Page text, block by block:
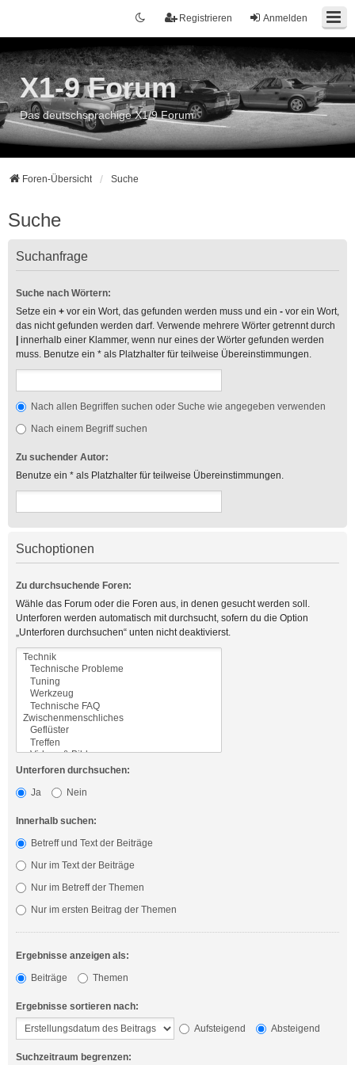
Anmelden
Registrieren
X1-9 Forum
Das deutschsprachige X1/9 Forum
Foren-Übersicht Suche
Suche
Suchanfrage
Suche nach Wörtern:
Setze ein + vor ein Wort, das gefunden werden muss und ein - vor ein Wort,
das nicht gefunden werden darf. Verwende mehrere Wörter getrennt durch
innerhalb einer Klammer, wenn nur eines der Wörter gefunden werden
muss. Benutze ein * als Platzhalter für teilweise Übereinstimmungen.
Nach allen Begriffen suchen oder Suche wie angegeben verwenden
Nach einem Begriff suchen
Zu suchender Autor:
Benutze ein * als Platzhalter für teilweise Übereinstimmungen.
Suchoptionen
Zu durchsuchende Foren:
Wähle das Forum oder die Foren aus, in denen gesucht werden soll.
Unterforen werden automatisch mit durchsucht, sofern du die Option
„Unterforen durchsuchen“ unten nicht deaktivierst.
Unterforen durchsuchen:
Ja
Nein
Innerhalb suchen:
Betreff und Text der Beiträge
Nur im Text der Beiträge
Nur im Betreff der Themen
Nur im ersten Beitrag der Themen
Ergebnisse anzeigen als:
Beiträge
Themen
Ergebnisse sortieren nach:
Aufsteigend
Absteigend
Suchzeitraum begrenzen: